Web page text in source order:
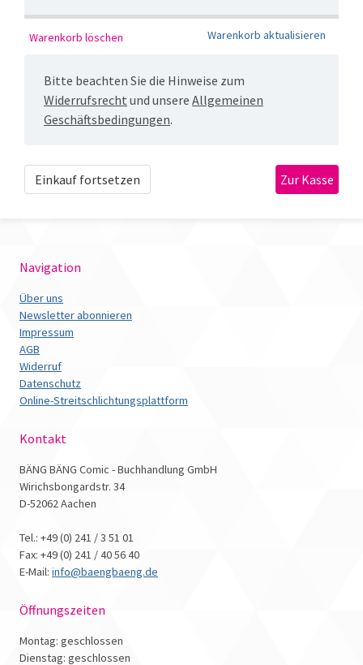
Bitte beachten Sie die Hinweise zum
Widerrufsrecht und unsere Allgemeinen
Geschäftsbedingungen.
Einkauf fortsetzen
Navigation
Über uns
Newsletter abonnieren
Impressum
AGB
Widerruf
Datenschutz
Online-Streitschlichtungsplattform
Kontakt
BÄNG BÄNG Comic - Buchhandlung GmbH
Wirichsbongardstr. 34
D-52062 Aachen
Tel.: +49 (0) 241 / 3 51 01
Fax: +49 (0) 241 / 40 56 40
E-Mail: info@baengbaeng.de
Öffnungszeiten
Montag: geschlossen
Dienstag: geschlossen